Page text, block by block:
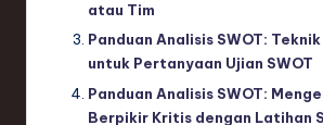
atau Tim
Panduan Analisis SWOT:
untuk Pertanyaan Ujian SWOT
Panduan Analisis SWOT:
Berpikir Kritis dengan Latihan